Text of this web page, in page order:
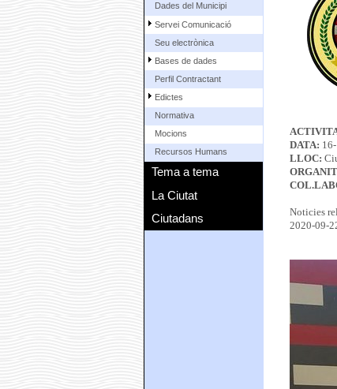
Dades del Municipi
Servei Comunicació
Seu electrònica
Bases de dades
Perfil Contractant
Edictes
Normativa
Mocions
Recursos Humans
Tema a tema
La Ciutat
Ciutadans
DATA:
LLOC:
Noticies
2020-09-